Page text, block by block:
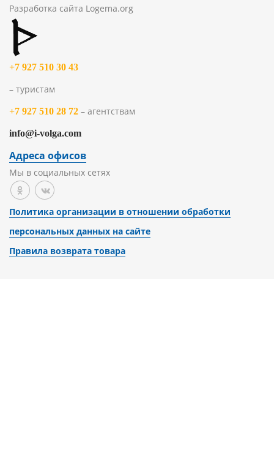
Разработка сайта Logema.org
+7 927 510 30 43
– туристам
+7 927 510 28 72 – агентствам
info@i-volga.com
Адреса офисов
Мы в социальных сетях
Политика организации в отношении обработки
персональных данных на сайте
Правила возврата товара